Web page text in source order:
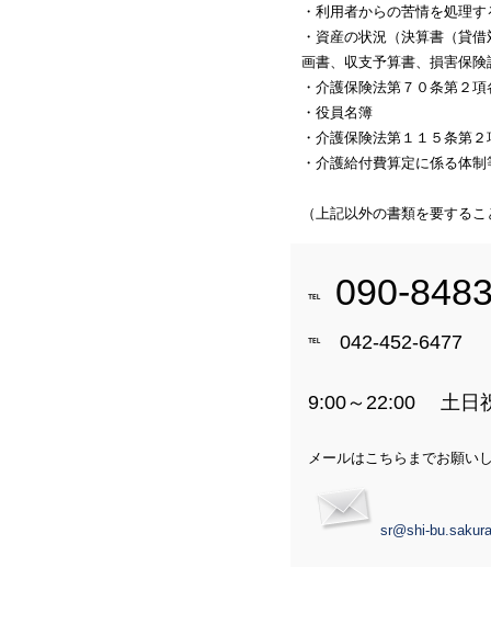
・利用者からの苦情を処理
・資産の状況（決算書（貸
画書、収支予算書、損害保
・介護保険法第７０条第２
・役員名簿
・介護保険法第１１５条第
・介護給付費算定に係る体
（上記以外の書類を要する
℡ 090-
℡042-452-6477
9:00～22:00 土日
メールはこちらまでお願い
sr@shi-